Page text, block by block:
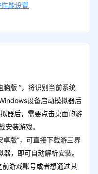
能设置
版 ”，将识别当前系统
设备启动模拟器后
器后，需要点击桌面的游
安装游戏。
版”，可直接下载游三界
，即可自动解析安装。
游戏账号或者想通过其